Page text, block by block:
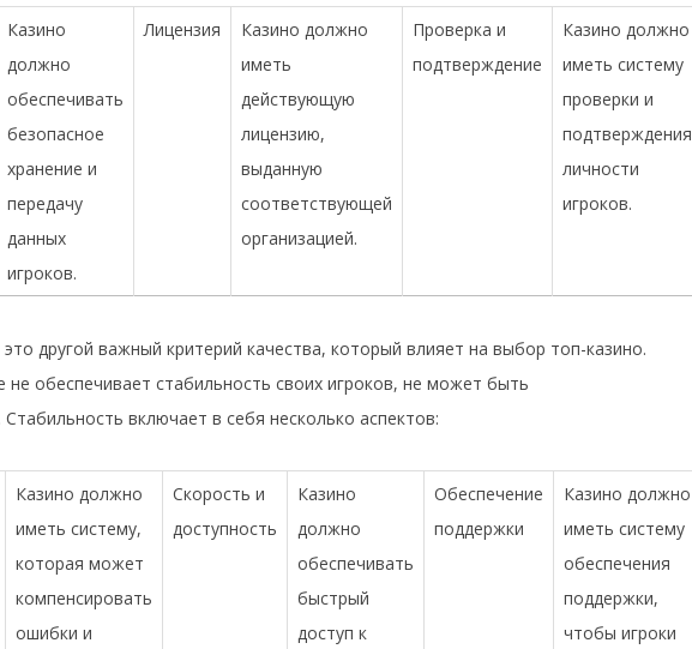
Казино
должно
обеспечивать
безопасное
хранение и
передачу
данных
игроков.
Лицензия
Казино должно
иметь
действующую
лицензию,
выданную
соответствующей
организацией.
Проверка и
подтверждение
Казино должно
иметь систему
проверки и
подтверждения
личности
игроков.
другой важный критерий качества, который влияет на выбор топ-казино.
не обеспечивает стабильность своих игроков, не может быть
включает в себя несколько аспектов:
Казино должно
иметь систему,
которая может
компенсировать
ошибки и
Скорость и
доступность
Казино
должно
обеспечивать
быстрый
доступ к
Обеспечение
поддержки
Казино должно
иметь систему
обеспечения
поддержки,
чтобы игроки